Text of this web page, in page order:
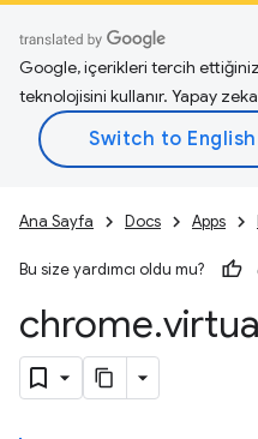
Google, içerikleri tercih
teknolojisini kullanır. Yapay
Ana Sayfa Docs Apps
Bu size yardımcı oldu mu?
chrome.